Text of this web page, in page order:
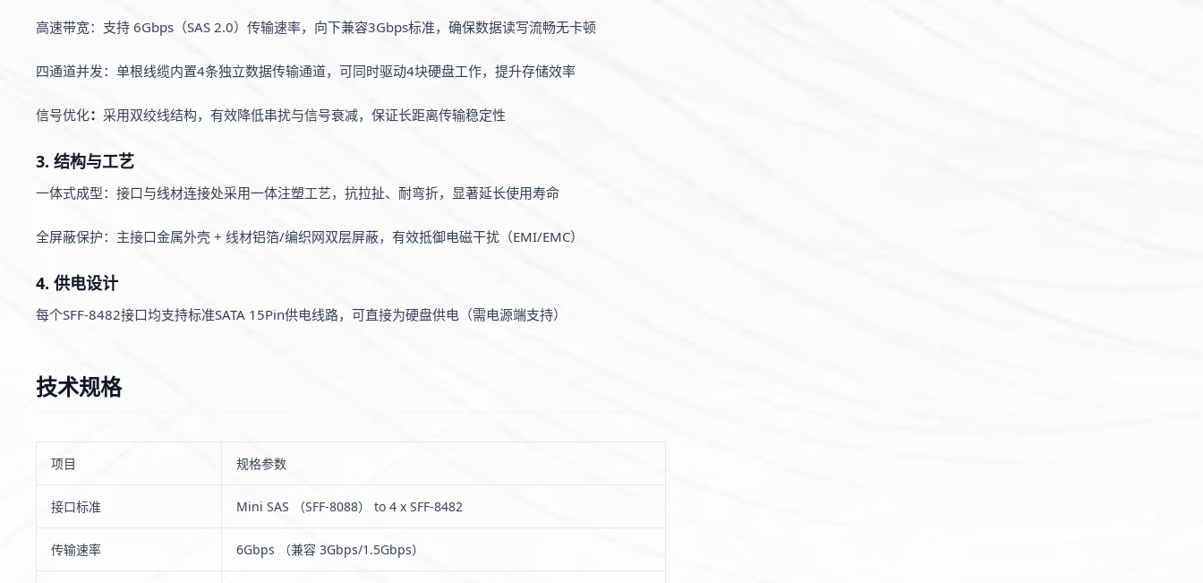
高速带宽：支持 6Gbps（SAS 2.0）传输速率，向下兼容3Gbps标准，确保数据读写流畅无卡顿
四通道并发：单根线缆内置4条独立数据传输通道，可同时驱动4块硬盘工作，提升存储效率
信号优化： 采用双绞线结构，有效降低串扰与信号衰减，保证长距离传输稳定性
3. 结构与工艺
一体式成型：接口与线材连接处采用一体注塑工艺，抗拉扯、耐弯折，显著延长使用寿命
全屏蔽保护：主接口金属外壳 + 线材铝箔/编织网双层屏蔽，有效抵御电磁干扰（EMI/EMC）
4. 供电设计
每个SFF-8482接口均支持标准SATA 15Pin供电线路，可直接为硬盘供电（需电源端支持）
技术规格
项目 规格参数
接口标准 Mini SAS （SFF-8088） to 4 x SFF-8482
传输速率 6Gbps （兼容 3Gbps/1.5Gbps）